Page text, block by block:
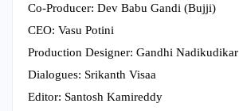
Co-Producer: Dev Babu Gandi (Bujji)
CEO: Vasu Potini
Production Designer: Gandhi Nadikudikar
Dialogues: Srikanth Visaa
Editor: Santosh Kamireddy